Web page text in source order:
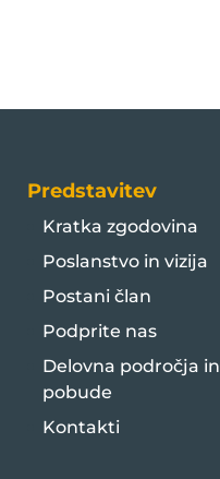
Predstavitev
Kratka zgodovina
Poslanstvo in vizija
Postani član
Podprite nas
Delovna področja in
pobude
Kontakti